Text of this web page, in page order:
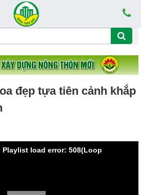
TẬP VÀ LÀM THEO TẤM GƯƠNG ĐẠO
đẹp tựa tiên cảnh khắp
load error: 508(Loop